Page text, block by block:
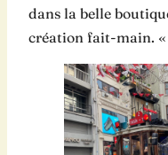
dans la belle
création fait-main. «